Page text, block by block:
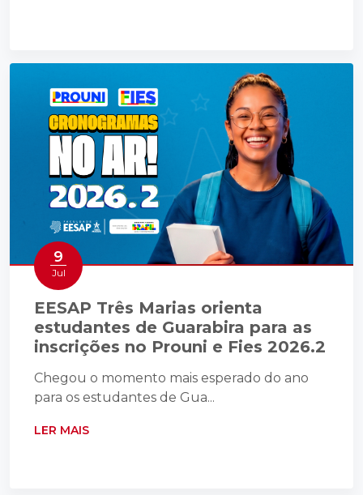
9
Jul
EESAP Três Marias orienta
estudantes de Guarabira para as
inscrições no Prouni e Fies 2026.2
Chegou o momento mais esperado do ano
para os estudantes de Gua...
LER MAIS